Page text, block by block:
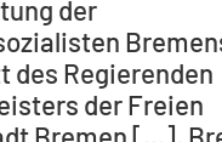
der
des Regierenden
der Freien